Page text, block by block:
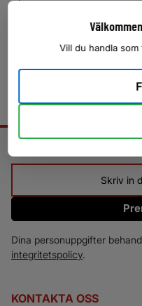
Dina personuppgifter
integritetspolicy.
KONTAKTA OSS
Vill du handla